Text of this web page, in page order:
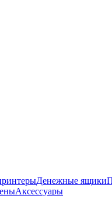
Денежные ящики
Аксессуары